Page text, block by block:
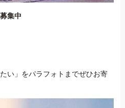
集中
い」をパラフォトまでぜひお寄